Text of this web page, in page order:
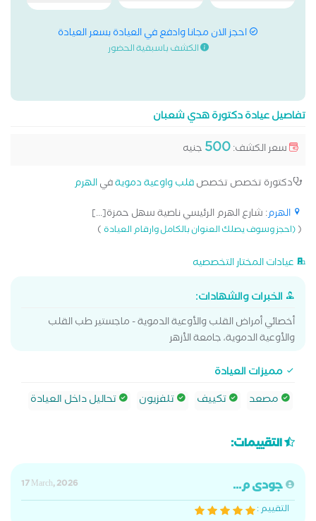
احجز الان مجانا وادفع في العيادة بسعر العيادة
الكشف باسبقية الحضور
تفاصيل عيادة دكتورة هدي شعبان
سعر الكشف:500 جنيه
دكتورة تخصص تخصصقلب واوعية دمويةفيالهرم
الهرم: شارع الهرم الرئيسي ناصية سهل حمزة[...]
((احجز وسوف يصلك العنوان بالكامل وارقام العيادة)
عيادات المختار التخصصيه
الخبرات والشهادات:
أخصائي أمراض القلب والأوعية الدموية - ماجستير طب القلب
والأوعية الدموية، جامعة الأزهر
مميزات العيادة
مصعد
تكييف تلفزيون تحاليل داخل العيادة
التقييمات:
جودى م...
17 March, 2026
التقييم :